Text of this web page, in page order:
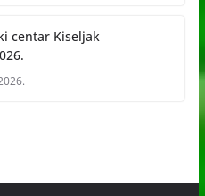
centar Kiseljak